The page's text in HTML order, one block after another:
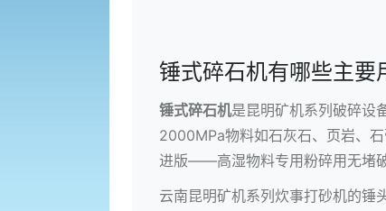
锤式碎石机有哪些主要
锤式碎石机是昆明矿机系列破碎设
2000MPa物料如石灰石、页岩、
进版——高湿物料专用粉碎用无堵破
云南昆明矿机系列炊事打砂机的锤